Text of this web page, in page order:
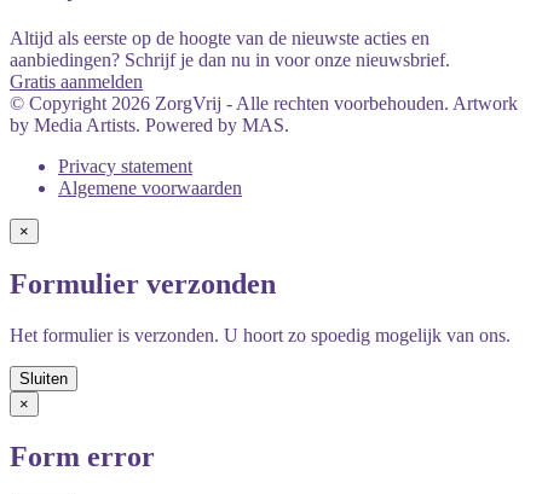
Altijd als eerste op de hoogte van de nieuwste acties en
aanbiedingen? Schrijf je dan nu in voor onze nieuwsbrief.
Gratis aanmelden
© Copyright 2026 ZorgVrij - Alle rechten voorbehouden. Artwork
by Media Artists. Powered by MAS.
Privacy statement
Algemene voorwaarden
×
Formulier verzonden
Het formulier is verzonden. U hoort zo spoedig mogelijk van ons.
×
Form error